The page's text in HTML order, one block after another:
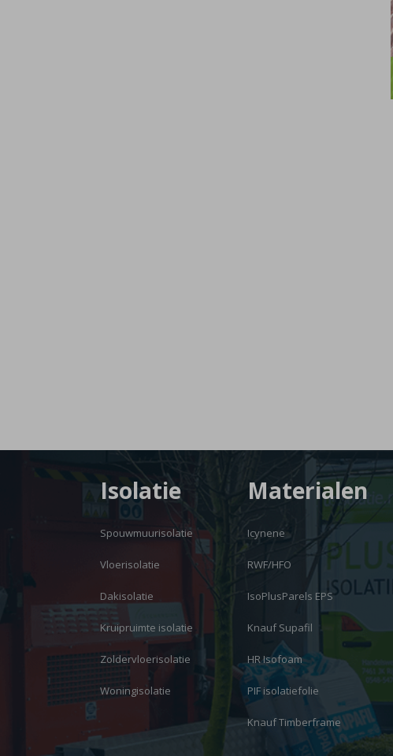
Isolatie
Spouwmuurisolatie
Vloerisolatie
Dakisolatie
Kruipruimte isolatie
Zoldervloerisolatie
Woningisolatie
Materialen
Icynene
RWF/HFO
IsoPlusParels EPS
Knauf Supafil
HR Isofoam
PIF isolatiefolie
Knauf Timberframe